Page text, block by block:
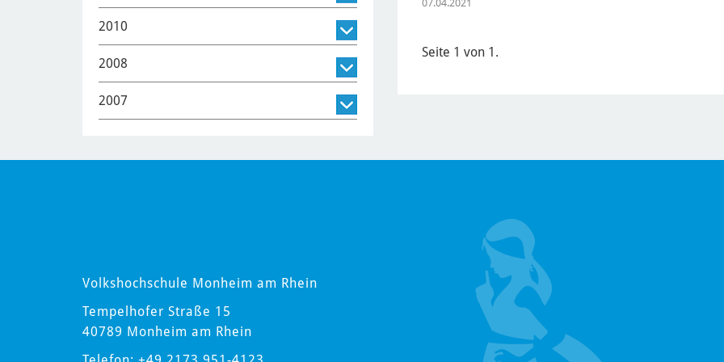
07.04.2021
Seite 1 von 1.
2010
2008
2007
Volkshochschule Monheim am Rhein
Tempelhofer Straße 15
40789 Monheim am Rhein